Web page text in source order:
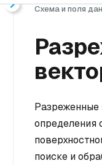
Схема и поля
определения
поиске и